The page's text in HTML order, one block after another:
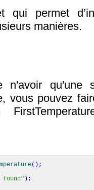
qui permet
manières.
qu'une
vous pouvez
( ) ;
found" ) ;